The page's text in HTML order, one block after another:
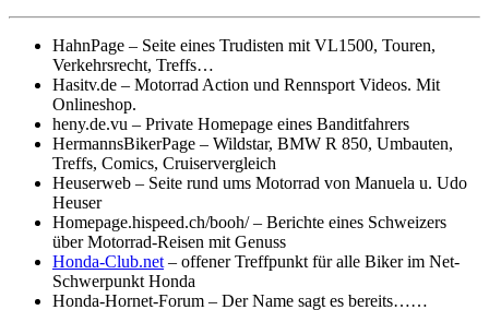
HahnPage – Seite eines Trudisten mit VL1500, Touren,
Verkehrsrecht, Treffs…
Hasitv.de – Motorrad Action und Rennsport Videos. Mit
Onlineshop.
heny.de.vu – Private Homepage eines Banditfahrers
HermannsBikerPage – Wildstar, BMW R 850, Umbauten,
Treffs, Comics, Cruiservergleich
Heuserweb – Seite rund ums Motorrad von Manuela u. Udo
Heuser
Homepage.hispeed.ch/booh/ – Berichte eines Schweizers
über Motorrad-Reisen mit Genuss
Honda-Club.net – offener Treffpunkt für alle Biker im Net-
Schwerpunkt Honda
Honda-Hornet-Forum – Der Name sagt es bereits……